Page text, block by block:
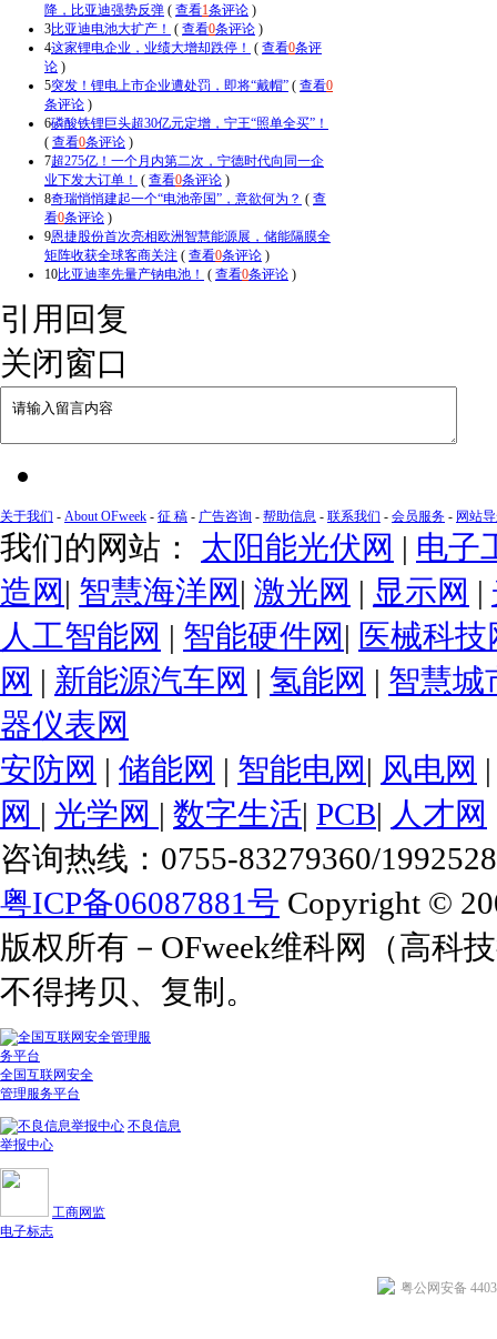
降，比亚迪强势反弹 ( 查看1条评论 )
3比亚迪电池大扩产！ ( 查看0条评论 )
4这家锂电企业，业绩大增却跌停！ ( 查看0条评
论 )
5突发！锂电上市企业遭处罚，即将“戴帽” ( 查看0
条评论 )
6磷酸铁锂巨头超30亿元定增，宁王“照单全买”！
( 查看0条评论 )
7超275亿！一个月内第二次，宁德时代向同一企
业下发大订单！ ( 查看0条评论 )
8奇瑞悄悄建起一个“电池帝国”，意欲何为？ ( 查
看0条评论 )
9恩捷股份首次亮相欧洲智慧能源展，储能隔膜全
矩阵收获全球客商关注 ( 查看0条评论 )
10比亚迪率先量产钠电池！ ( 查看0条评论 )
引用回复
关闭窗口
关于我们 - About OFweek - 征 稿 - 广告咨询 - 帮助信息 - 联系我们 - 会员服务 - 网站
我们的网站： 太阳能光伏网 | 电子
造网 | 智慧海洋网 | 激光网 | 显示网 |
人工智能网 | 智能硬件网 | 医械科技
网 | 新能源汽车网 | 氢能网 | 智慧城
器仪表网
安防网 | 储能网 | 智能电网 | 风电网
网 | 光学网 | 数字生活| PCB| 人才网
咨询热线：0755-83279360/
粤ICP备06087881号 Copyright ©
版权所有－OFweek维科网（高科
不得拷贝、复制。
全国互联网安全
管理服务平台
不良信息
举报中心
工商网监
电子标志
粤公网安备